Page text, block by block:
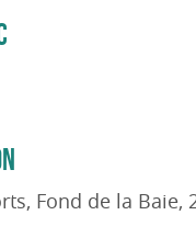
Fond de la Baie,